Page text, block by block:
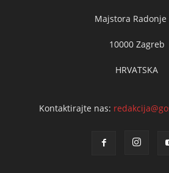
Majstora Radonje
10000 Zagreb
HRVATSKA
Kontaktirajte nas: